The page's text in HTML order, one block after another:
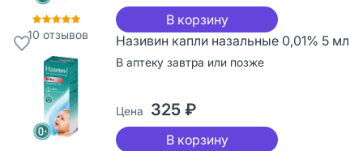
10 отзывов
В корзину
Називин капли назальные 0,01% 5 мл
В аптеку завтра или позже
Цена 325 ₽
В корзину